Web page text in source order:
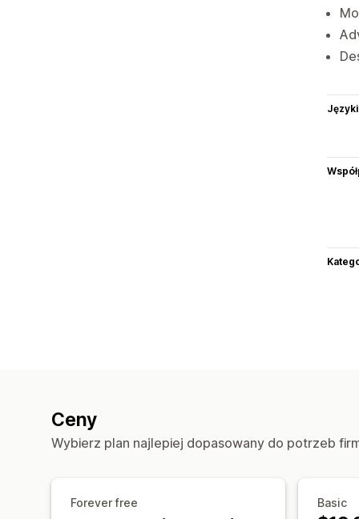
Języki
Ceny
Wybierz plan najlepiej dopasowany do potrzeb
Forever free Basic